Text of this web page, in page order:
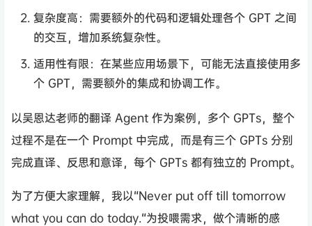
复杂度高：需要额外的代码和逻辑处理各个 GPT 之间
的交互，增加系统复杂性。
适用性有限：在某些应用场景下，可能无法直接使用多
个 GPT，需要额外的集成和协调工作。
以吴恩达老师的翻译 Agent 作为案例，多个 GPTs，整个
过程不是在一个 Prompt 中完成，而是有三个 GPTs 分别
完成直译、反思和意译，每个 GPTs 都有独立的 Prompt。
为了方便大家理解，我以“Never put off till tomorrow
what you can do today.“为投喂需求，做个清晰的感